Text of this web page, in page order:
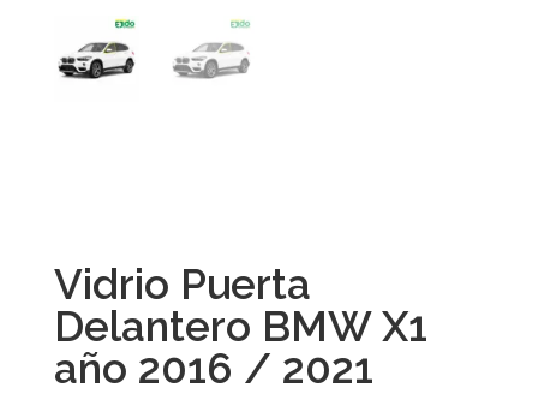
Vidrio Puerta
Delantero BMW X1
año 2016 / 2021